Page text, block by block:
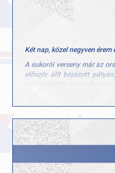
Két nap, közel negyven
A sukorói verseny már az
először állt bójázott
19 ezüstérem
16 bronzérem
Külön gratuláció jár
szép emlék marad, mi